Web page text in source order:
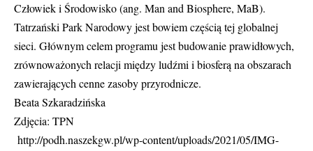
Człowiek i Środowisko (ang. Man and Biosphere, MaB).
Tatrzański Park Narodowy jest bowiem częścią tej globalnej
sieci. Głównym celem programu jest budowanie prawidłowych,
zrównoważonych relacji między ludźmi i biosferą na obszarach
zawierających cenne zasoby przyrodnicze.
Beata Szkaradzińska
Zdjęcia: TPN
http://podh.naszekgw.pl/wp-content/uploads/2021/05/IMG-